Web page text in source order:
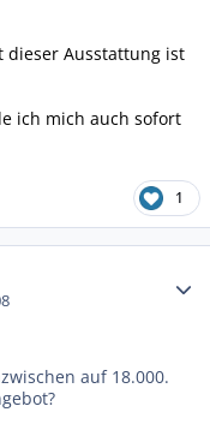
dieser Ausstattung ist
ich mich auch sofort
1
auf 18.000.